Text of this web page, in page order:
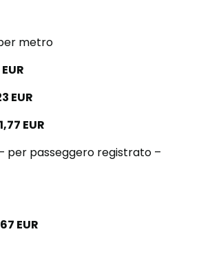
metro
EUR
1,77 EUR
per passeggero registrato –
EUR